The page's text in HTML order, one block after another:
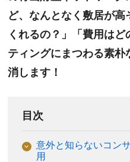
ど、なんとなく敷居が
くれるの？」「費用は
ティングにまつわる素
消します！
目次
意外と知らないコン
用